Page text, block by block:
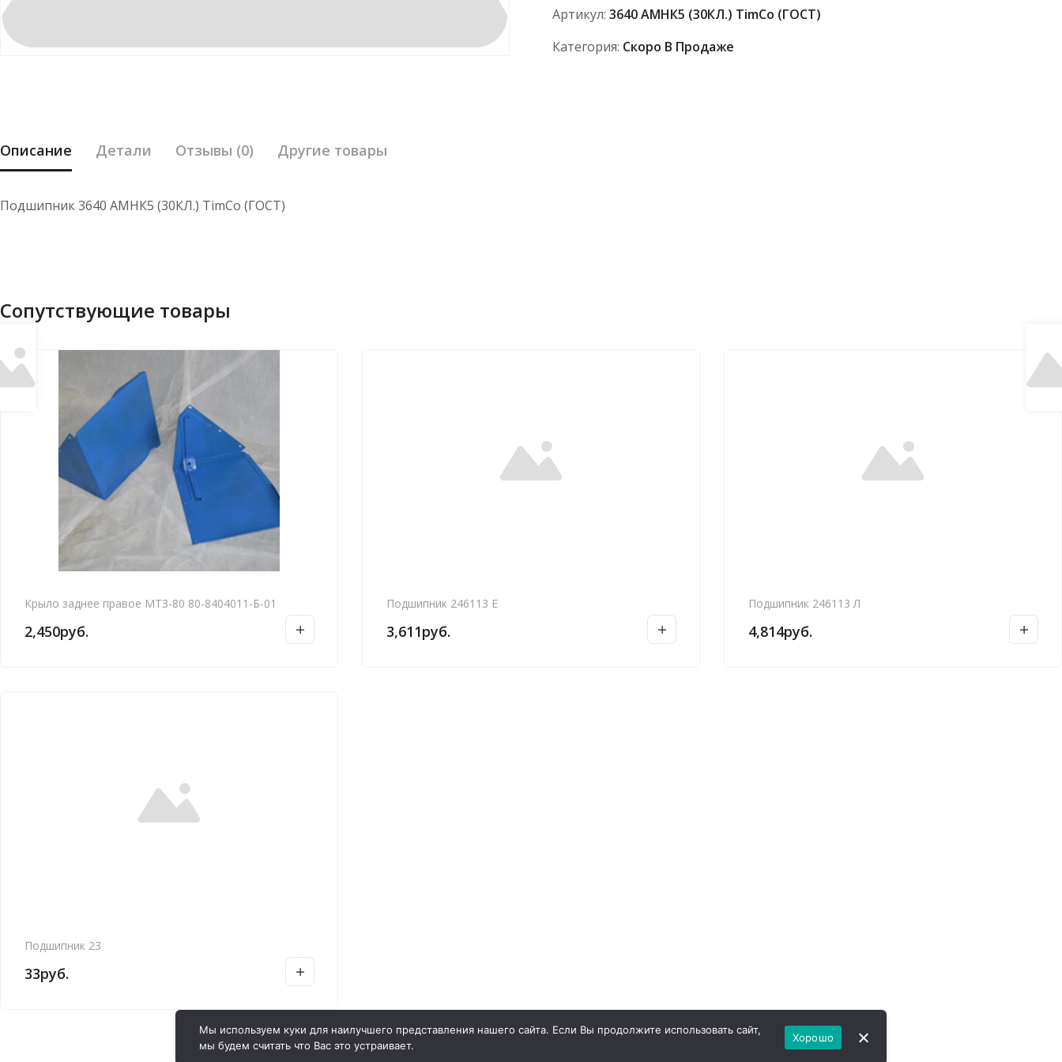
(ГОСТ)
Артикул: 3640 АМНК5 (30КЛ.) TimCo (ГОСТ)
Категория: Скоро В Продаже
Описание Детали Отзывы (0) Другие товары
Подшипник 3640 АМНК5 (30КЛ.) TimCo (ГОСТ)
Сопутствующие товары
Крыло заднее правое МТЗ-80 80-8404011-Б-01
2,450руб.
Подшипник 246113 Е
3,611руб.
Подшипник 246113 Л
4,814руб.
Подшипник 23
33руб.
Мы используем куки для наилучшего представления нашего сайта. Если Вы продолжите использовать сайт,
мы будем считать что Вас это устраивает.
Хорошо